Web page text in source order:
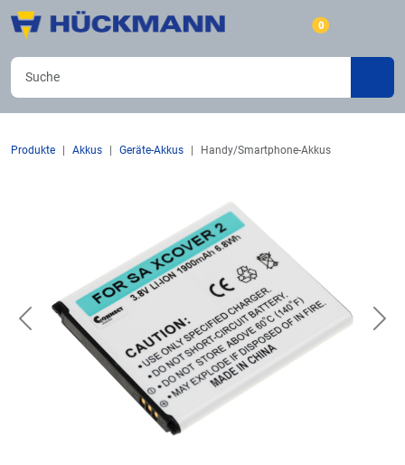
0
Produkte Akkus Geräte-Akkus Handy/Smartphone-Akkus
Previous